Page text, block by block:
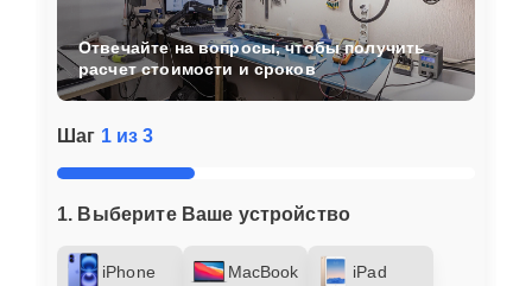
Шаг 1 из 3
1. Выберите Ваше устройство
iPhone MacBook iPad
Отвечайте на вопросы, чтобы получить
расчет стоимости и сроков